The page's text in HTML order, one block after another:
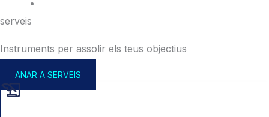
serveis
Instruments per assolir els teus objectius
ANAR A SERVEIS